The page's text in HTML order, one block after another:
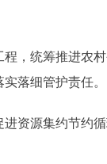
筹推进农村
落细管护责任。
源集约节约循